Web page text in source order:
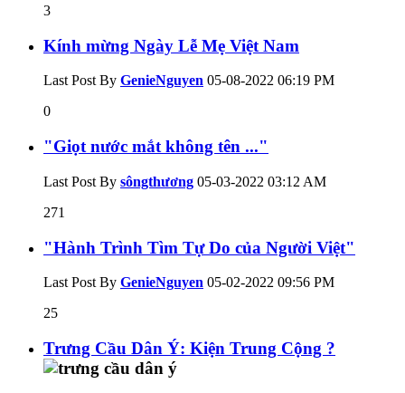
3
Kính mừng Ngày Lễ Mẹ Việt Nam
Last Post By GenieNguyen 05-08-2022 06:19 PM
0
"Giọt nước mắt không tên ..."
Last Post By sôngthương 05-03-2022 03:12 AM
271
"Hành Trình Tìm Tự Do của Người Việt"
Last Post By GenieNguyen 05-02-2022 09:56 PM
25
Trưng Cầu Dân Ý: Kiện Trung Cộng ?